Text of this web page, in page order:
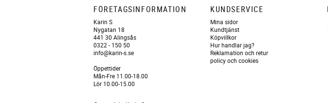
FÖRETAGSINFORMATION
Karin S
Nygatan 18
441 30 Alingsås
0322 - 150 50
info@karin-s.se
Öppettider
Mån-Fre 11.00-18.00
Lör 10.00-15.00
KUNDSERVICE
Mina sidor
Kundtjänst
Köpvillkor
Hur handlar jag?
Reklamation och retur
policy och cookies